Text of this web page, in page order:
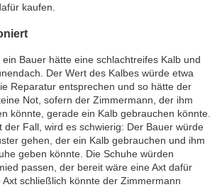
kaufen.
Bauer hätte eine schlachtreifes Kalb und
Der Wert des Kalbes würde etwa
Reparatur entsprechen und so hätte der
Not, sofern der Zimmermann, der ihm
könnte, gerade ein Kalb gebrauchen könnte.
der Fall, wird es schwierig: Der Bauer würde
gehen, der ein Kalb gebrauchen und ihm
geben könnte. Die Schuhe würden
passen, der bereit wäre eine Axt dafür
schließlich könnte der Zimmermann